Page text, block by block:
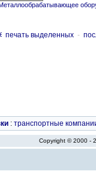
печать выделенных -
: транспортные
Copyright © 2000 -